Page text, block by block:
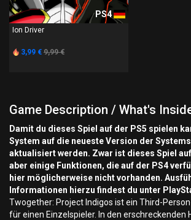
PS4
Ion Driver
3,99 € 9,99 €
Game Description / What's
Damit du dieses Spiel auf der PS5 spielen
System auf die neueste Version der
aktualisiert werden. Zwar ist dieses Spiel
aber einige Funktionen, die auf der PS4
hier möglicherweise nicht vorhanden.
Informationen hierzu findest du unter
Twogether: Project Indigos ist ein Third-
für einen Einzelspieler. In den erschreckenden